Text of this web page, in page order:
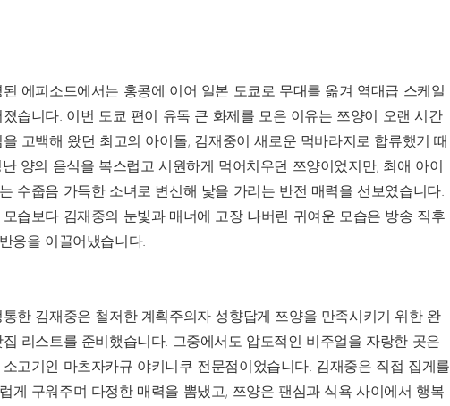
에피소드에서는 홍콩에 이어 일본 도쿄로 무대를 옮겨 역대급 스케일
습니다. 이번 도쿄 편이 유독 큰 화제를 모은 이유는 쯔양이 오랜 시간
고백해 왔던 최고의 아이돌, 김재중이 새로운 먹바라지로 합류했기 때
양의 음식을 복스럽고 시원하게 먹어치우던 쯔양이었지만, 최애 아이
수줍음 가득한 소녀로 변신해 낯을 가리는 반전 매력을 선보였습니다.
습보다 김재중의 눈빛과 매너에 고장 나버린 귀여운 모습은 방송 직후
응을 이끌어냈습니다.
한 김재중은 철저한 계획주의자 성향답게 쯔양을 만족시키기 위한 완
리스트를 준비했습니다. 그중에서도 압도적인 비주얼을 자랑한 곳은
고기인 마츠자카규 야키니쿠 전문점이었습니다. 김재중은 직접 집게를
게 구워주며 다정한 매력을 뽐냈고, 쯔양은 팬심과 식욕 사이에서 행복